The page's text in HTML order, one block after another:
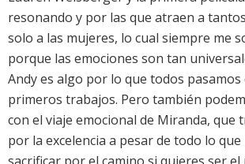
resonando y por las que atraen a
solo a las mujeres, lo cual siempre me
porque las emociones son tan
Andy es algo por lo que todos
primeros trabajos. Pero también
con el viaje emocional de Miranda, que
por la excelencia a pesar de todo lo que